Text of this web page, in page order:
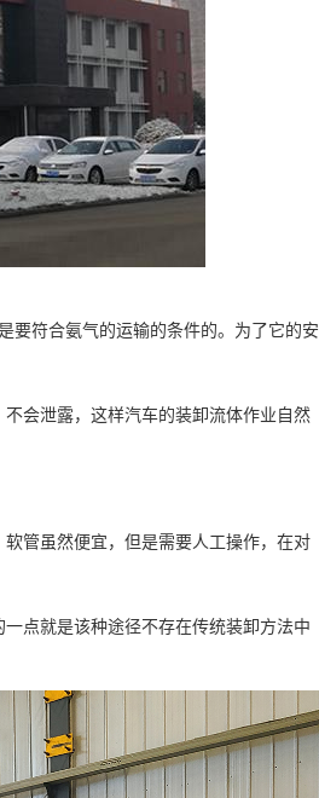
要符合氨气的运输的条件的。为了它的安
会泄露，这样汽车的装卸流体作业自然
管虽然便宜，但是需要人工操作，在对
点就是该种途径不存在传统装卸方法中